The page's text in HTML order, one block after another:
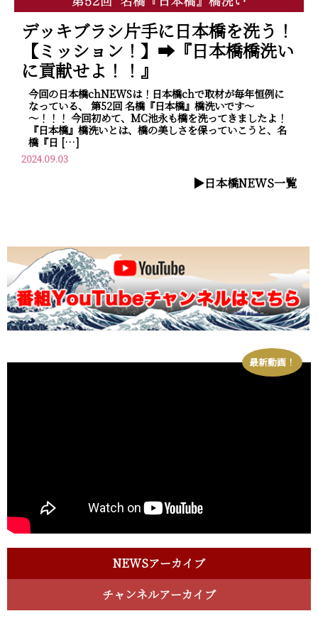
デッキブラシ片手に日本橋を洗う！
【ミッション！】➡『日本橋橋洗い
に貢献せよ！！』
今回の日本橋chNEWSは！日本橋chで取材が毎年恒例に
なっている、 第52回 名橋『日本橋』橋洗いです～
～！！！ 今回初めて、MC池永も橋を洗ってきましたよ！
『日本橋』橋洗いとは、橋の美しさを保っていこうと、名
橋『日 […]
2024.09.03
▶︎日本橋NEWS一覧
最新動画！
NEWSアーカイブ
チャンネルアーカイブ